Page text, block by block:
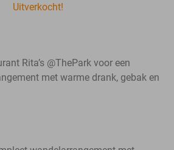
Uitverkocht!
Rita’s @ThePark voor een
met warme drank, gebak en